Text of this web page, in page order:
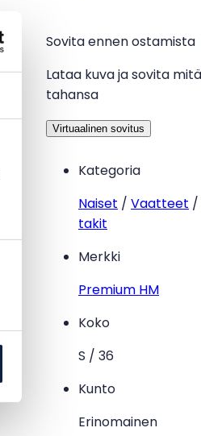
Sovita ennen ostamista
Lataa kuva ja sovita mitä
tahansa
Virtuaalinen sovitus
Kategoria
Naiset / Vaatteet /
takit
Merkki
Premium HM
Koko
S / 36
Kunto
Erinomainen